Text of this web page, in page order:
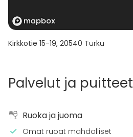
Kirkkotie 15-19, 20540 Turku
Palvelut ja puitteet
Ruoka ja juoma
Omat ruoat mahdolliset